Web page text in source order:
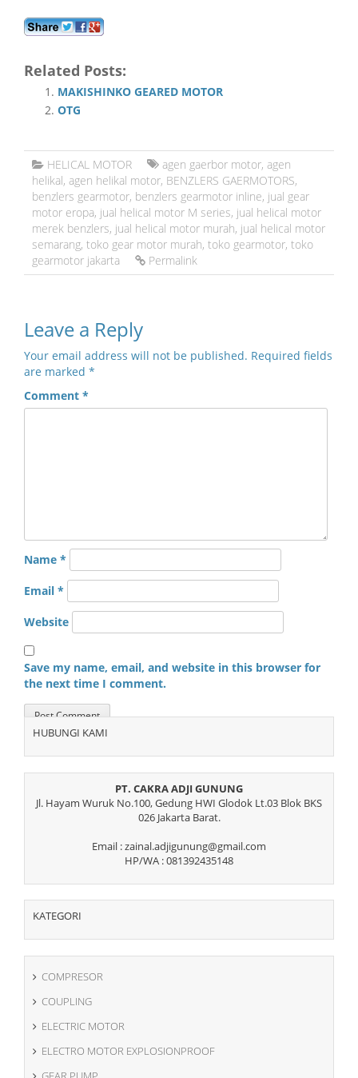
Related Posts:
MAKISHINKO GEARED MOTOR
OTG
HELICAL MOTOR agen gaerbor motor, agen
helikal, agen helikal motor, BENZLERS GAERMOTORS,
benzlers gearmotor, benzlers gearmotor inline, jual gear
motor eropa, jual helical motor M series, jual helical motor
merek benzlers, jual helical motor murah, jual helical motor
semarang, toko gear motor murah, toko gearmotor, toko
gearmotor jakarta
Permalink
Leave a Reply
Your email address will not be published. Required fields
are marked *
Comment *
Name *
Email *
Website
Save my name, email, and website in this browser for
the next time I comment.
HUBUNGI KAMI
PT. CAKRA ADJI GUNUNG
Jl. Hayam Wuruk No.100, Gedung HWI Glodok Lt.03 Blok BKS
026 Jakarta Barat.
Email : zainal.adjigunung@gmail.com
HP/WA : 081392435148
KATEGORI
COMPRESOR
COUPLING
ELECTRIC MOTOR
ELECTRO MOTOR EXPLOSIONPROOF